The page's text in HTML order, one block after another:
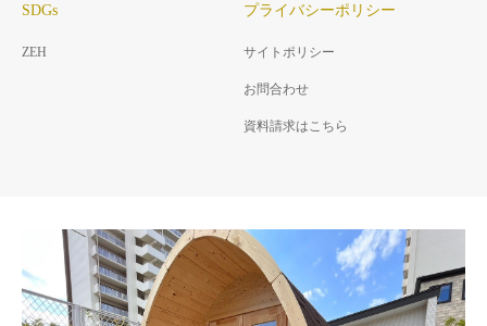
SDGs
ZEH
プライバシーポリシー
サイトポリシー
お問合わせ
資料請求はこちら